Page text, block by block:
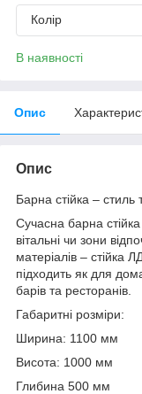
Колір
В наявності
Опис
Опис
Барна стійка – стиль
Сучасна барна
вітальні чи зони
матеріалів – стійка
підходить як для
барів та ресторанів.
Габаритні розміри:
Ширина: 1100 мм
Висота: 1000 мм
Глибина 500 мм